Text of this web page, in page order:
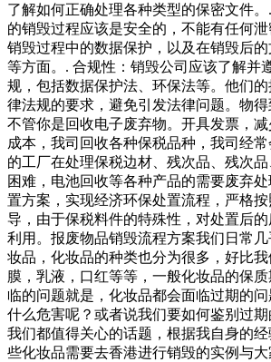
了解如何正确处理各种类型的保密文件
的销毁过程应该是安全的，不能有任何
销毁过程中的数据保护，以及在销毁后
等方面。. 合规性：销毁公司应该了解并
规，包括数据保护法、环保法等。他们
律法规的要求，避免引发法律问题。物得
不管你是回收电子废弃物。开具发票，
成本，我司回收各种保税品种，我司经
的工厂在处理保税边材、残次品、残次
困难，电池回收等各种产品的需要废弃
置方案，实现经济环保处置流程，严格
导，由于保税料件的特殊性，对处置后
利用。报废物品销毁流程方案我们日常
妆品，化妆品的种类也分为很多，好比
膜，乳液，口红等等，一般化妆品的保
临的问题就是，化妆品都会面临过期的
什么危害呢？或者说我们要如何鉴别过
我们都值得关心的话题，根据我自身的
些化妆品需要去香港进行销毁的实例与